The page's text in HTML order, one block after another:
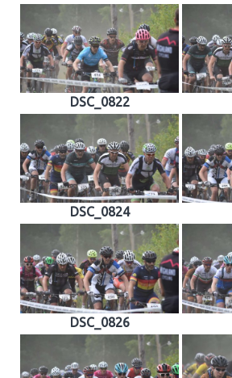
DSC_0822
DSC_0824
DSC_0826